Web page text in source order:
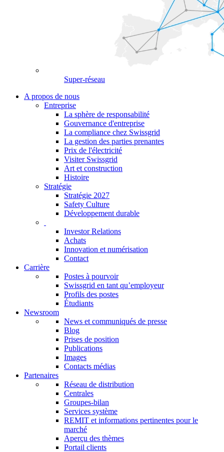
Super-réseau
A propos de nous
Entreprise
La sphère de responsabilité
Gouvernance d'entreprise
La compliance chez Swissgrid
La gestion des parties prenantes
Prix de l'électricité
Visiter Swissgrid
Art et construction
Histoire
Stratégie
Stratégie 2027
Safety Culture
Développement durable
Investor Relations
Achats
Innovation et numérisation
Contact
Carrière
Postes à pourvoir
Swissgrid en tant qu’employeur
Profils des postes
Étudiants
Newsroom
News et communiqués de presse
Blog
Prises de position
Publications
Images
Contacts médias
Partenaires
Réseau de distribution
Centrales
Groupes-bilan
Services système
REMIT et informations pertinentes pour le
marché
Aperçu des thèmes
Portail clients